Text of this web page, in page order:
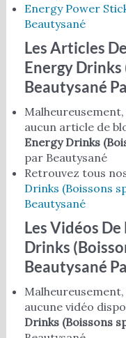
Energy Power
Beautysané
Les Articles
Energy Drinks
Beautysané
aucun article de
Energy Drinks
par Beautysané
Retrouvez tous
Drinks (Boissons
Beautysané
Les Vidéos De
Drinks
Beautysané
aucune vidéo
Drinks (Boissons